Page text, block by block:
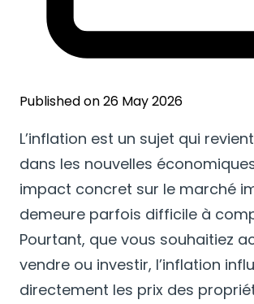
Published on 26 May 2026
L’inflation est un sujet qui
dans les nouvelles
impact concret sur le marché
demeure parfois difficile à
Pourtant, que vous souhaitiez
vendre ou investir, l’inflation
directement les prix des